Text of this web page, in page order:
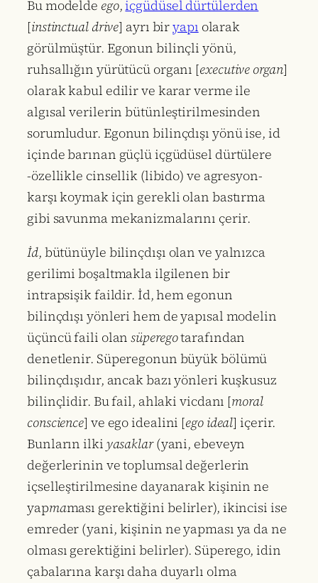
Bu modelde ego,içgüdüsel dürtülerden
[instinctual drive] ayrı biryapı olarak
görülmüştür. Egonun bilinçli yönü,
ruhsallığın yürütücü organı [executive organ]
olarak kabul edilir ve karar verme ile
algısal verilerin bütünleştirilmesinden
sorumludur. Egonun bilinçdışı yönü ise, id
içinde barınan güçlü içgüdüsel dürtülere
-özellikle cinsellik (libido) ve agresyon-
karşı koymak için gerekli olan bastırma
gibi savunma mekanizmalarını çerir.
İd, bütünüyle bilinçdışı olan ve yalnızca
gerilimi boşaltmakla ilgilenen bir
intrapsişik faildir. İd, hem egonun
bilinçdışı yönleri hem de yapısal modelin
üçüncü faili olansüperegotarafından
denetlenir. Süperegonun büyük bölümü
bilinçdışıdır, ancak bazı yönleri kuşkusuz
bilinçlidir. Bu fail, ahlaki vicdanı [moral
conscience] ve ego idealini [ego ideal] içerir.
Bunların ilki yasaklar(yani, ebeveyn
değerlerinin ve toplumsal değerlerin
içselleştirilmesine dayanarak kişinin ne
yapmaması gerektiğini belirler), ikincisi ise
emreder (yani, kişinin ne yapması ya da ne
olması gerektiğini belirler). Süperego, idin
çabalarına karşı daha duyarlı olma